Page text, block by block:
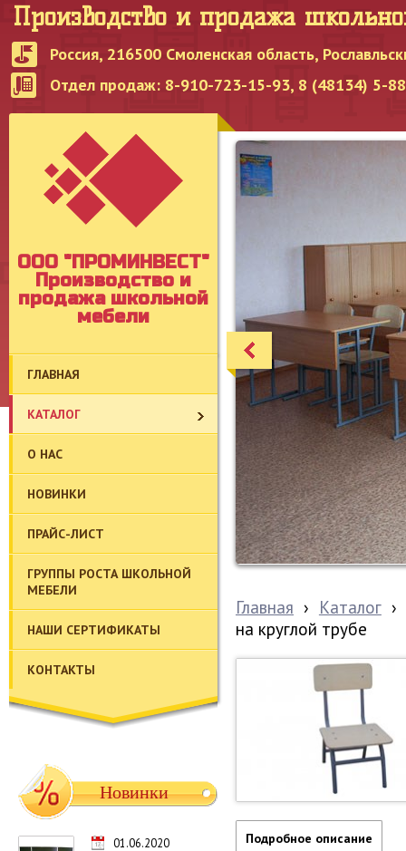
Россия, 216500 Смоленская область,
Отдел продаж: 8-910-723-15-93, 8 (48134) 5-
Производство и продажа
OOO "ПРОМИНВЕСТ"
Производство и
продажа школьной
мебели
ГЛАВНАЯ
КАТАЛОГ
О НАС
НОВИНКИ
ПРАЙС-ЛИСТ
ГРУППЫ РОСТА ШКОЛЬНОЙ
МЕБЕЛИ
НАШИ СЕРТИФИКАТЫ
КОНТАКТЫ
Новинки
01.06.2020
Главная › Каталог ›
на круглой трубе
Подробное описание